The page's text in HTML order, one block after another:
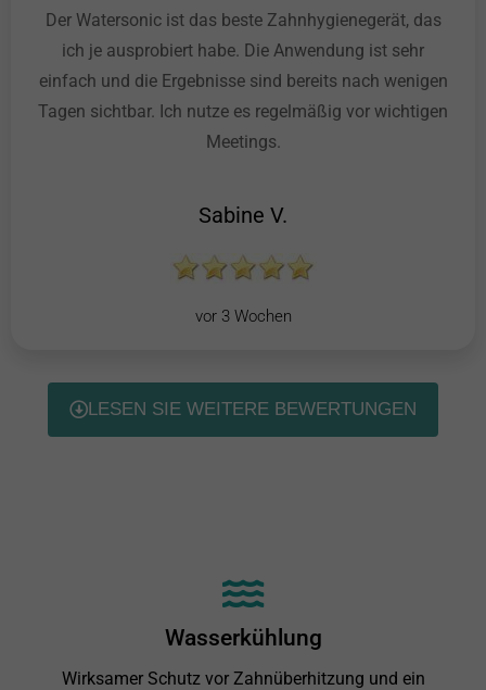
Der Watersonic ist das beste Zahnhygienegerät, das
ich je ausprobiert habe. Die Anwendung ist sehr
einfach und die Ergebnisse sind bereits nach wenigen
Tagen sichtbar. Ich nutze es regelmäßig vor wichtigen
Meetings.
Sabine V.
vor 3 Wochen
LESEN SIE WEITERE BEWERTUNGEN
Wasserkühlung
Wirksamer Schutz vor Zahnüberhitzung und ein